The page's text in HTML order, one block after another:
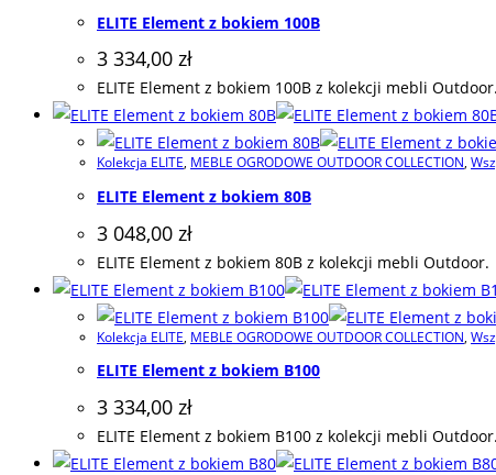
ELITE Element z bokiem 100B
3 334,00 zł
ELITE Element z bokiem 100B z kolekcji mebli Outdoor.
Kolekcja ELITE, MEBLE OGRODOWE OUTDOOR COLLECTION,
ELITE Element z bokiem 80B
3 048,00 zł
ELITE Element z bokiem 80B z kolekcji mebli Outdoor.
Kolekcja ELITE, MEBLE OGRODOWE OUTDOOR COLLECTION,
ELITE Element z bokiem B100
3 334,00 zł
ELITE Element z bokiem B100 z kolekcji mebli Outdoor.